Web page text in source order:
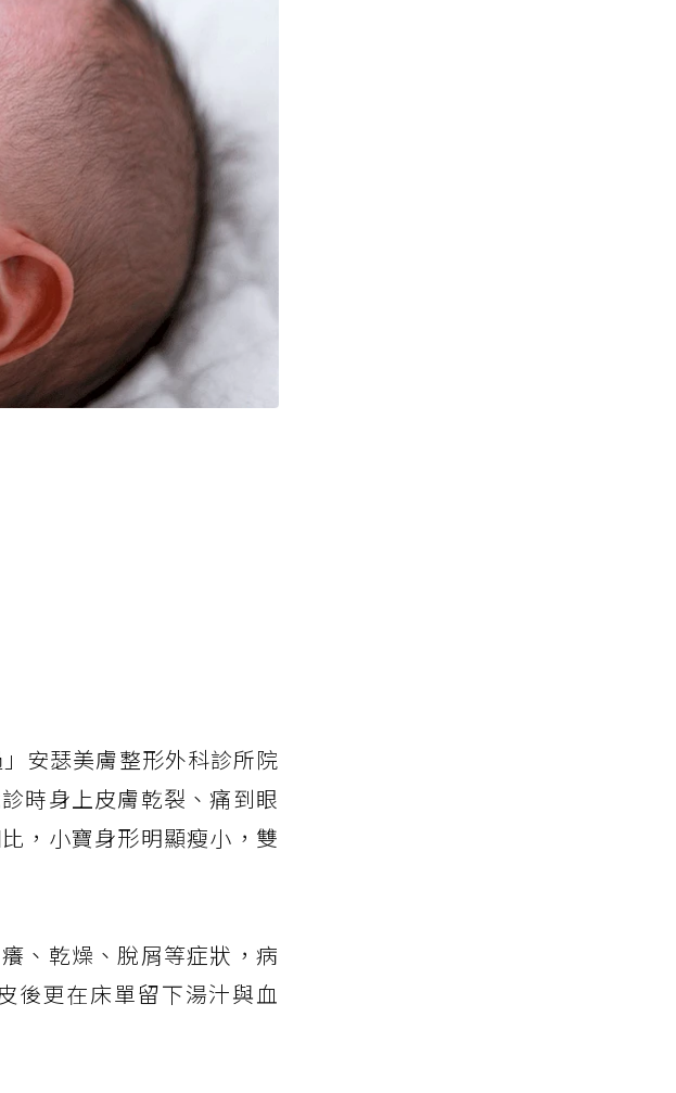
安瑟美膚整形外科診所院
時身上皮膚乾裂、痛到眼
，小寶身形明顯瘦小，雙
、乾燥、脫屑等症狀，病
後更在床單留下湯汁與血